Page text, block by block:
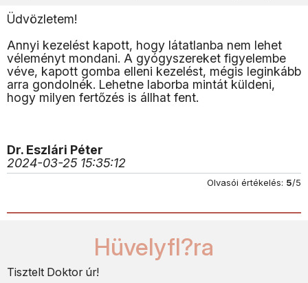
Üdvözletem!
Annyi kezelést kapott, hogy látatlanba nem lehet
véleményt mondani. A gyógyszereket figyelembe
véve, kapott gomba elleni kezelést, mégis leginkább
arra gondolnék. Lehetne laborba mintát küldeni,
hogy milyen fertőzés is állhat fent.
Dr. Eszlári Péter
2024-03-25 15:35:12
Olvasói értékelés: 5/5
Hüvelyfl?ra
Tisztelt Doktor úr!